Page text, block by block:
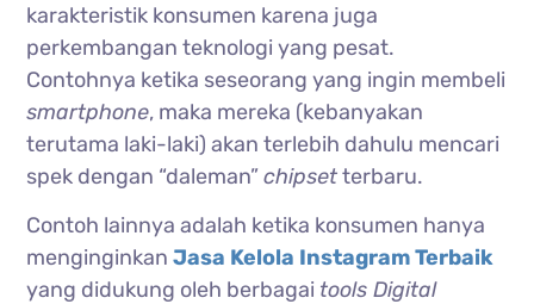
karakteristik konsumen karena juga
perkembangan teknologi yang pesat.
Contohnya ketika seseorang yang ingin membeli
smartphone, maka mereka (kebanyakan
terutama laki-laki) akan terlebih dahulu mencari
spek dengan “daleman”chipsetterbaru.
Contoh lainnya adalah ketika konsumen hanya
menginginkanJasa Kelola Instagram Terbaik
yang didukung oleh berbagai tools Digital